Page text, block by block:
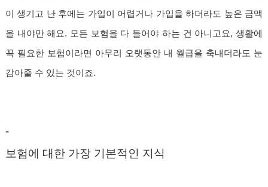
이 생기고 난 후에는 가입이 어렵거나 가입을 하더라도 높은 금액
을 내야만 해요. 모든 보험을 다 들어야 하는 건 아니고요, 생활에
꼭 필요한 보험이라면 아무리 오랫동안 내 월급을 축내더라도 눈
감아줄 수 있는 것이죠.
-
보험에 대한 가장 기본적인 지식